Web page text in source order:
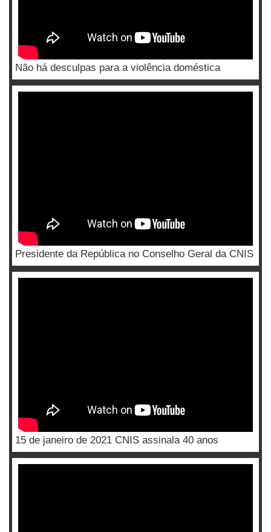
Não há desculpas para a violência doméstica
Presidente da República no Conselho Geral da CNIS
15 de janeiro de 2021 CNIS assinala 40 anos